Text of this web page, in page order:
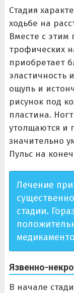
Стадия
ходьбе на
Вместе с
трофических
приобретает
эластичность
ощупь и
рисунок под
пластина.
утолщаются и
значительно
Пульс на
Лечение
стадии.
Язвенно-
В начале